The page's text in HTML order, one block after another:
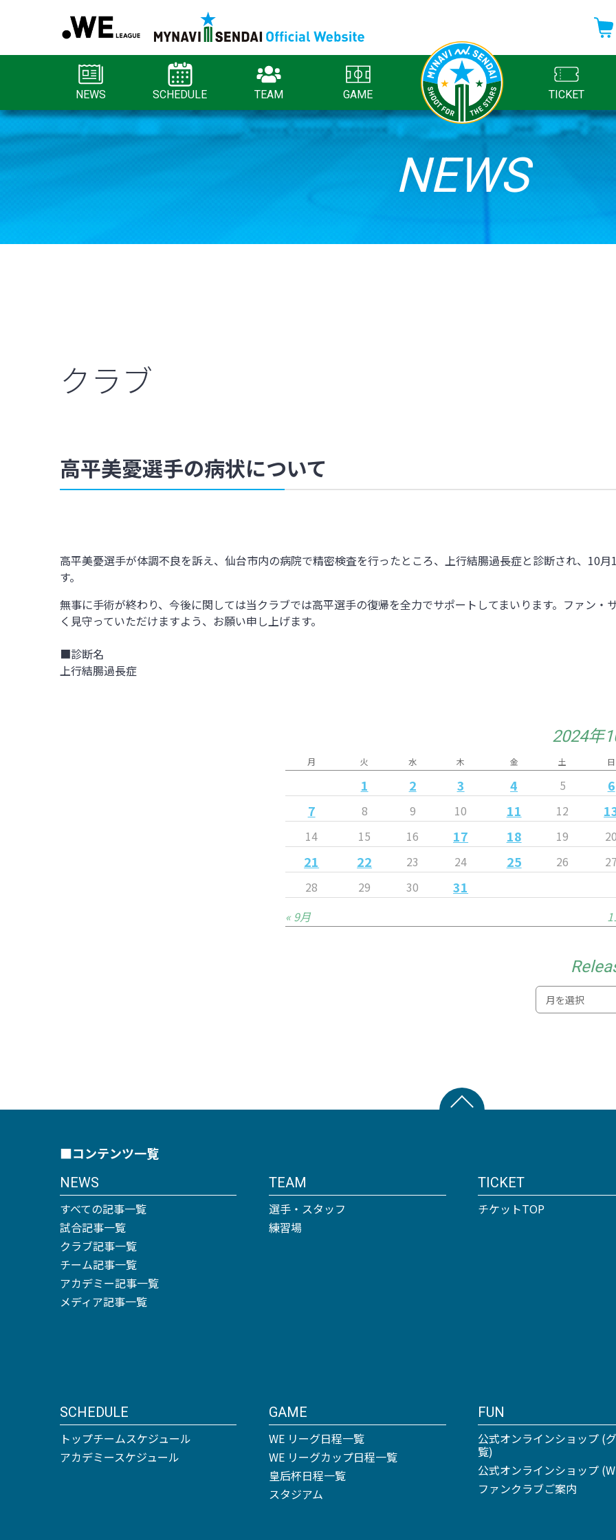
NEWS SCHEDULE TEAM GAME TICKET
NEWS
クラブ
高平美憂選手の病状について
高平美憂選手が体調不良を訴え、仙台市内の病院で精密検査を行ったところ、上行結腸過長症と診断され、10
す。
無事に手術が終わり、今後に関しては当クラブでは高平選手の復帰を全力でサポートしてまいります。ファン
く見守っていただけますよう、お願い申し上げます。
■診断名
上行結腸過長症
2024年
月 火 水 木 金 土 日
1 2 3 4 5
6
7
8 9 10 11 12
14 15 16 17 18 19 20
21 22 23 24 25 26
27
28
29 30 31
« 9月
■コンテンツ一覧
NEWS
すべての記事一覧
試合記事一覧
クラブ記事一覧
チーム記事一覧
アカデミー記事一覧
メディア記事一覧
SCHEDULE
トップチームスケジュール
アカデミースケジュール
TEAM
選手・スタッフ
練習場
GAME
WE リーグ日程一覧
WE リーグカップ日程一覧
皇后杯日程一覧
スタジアム
TICKET
チケットTOP
FUN
公式オンラインショップ (
覧)
公式オンラインショップ
ファンクラブご案内